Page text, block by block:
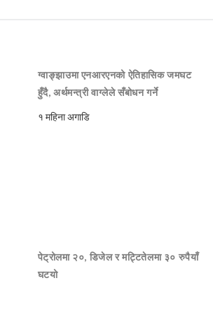
ग्वाङ्झाउमा एनआरएनको ऐतिहासिक जमघट
हुँदै, अर्थमन्त्री वाग्लेले सँबोधन गर्ने
१ महिना अगाडि
पेट्रोलमा २०, डिजेल र मट्टितेलमा ३० रुपैयाँ
घटयो